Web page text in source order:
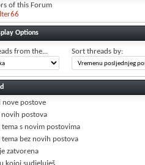
of this Forum
Options
from the... Sort threads by:
nove postove
novih postova
tema s novim postovima
tema bez novih postova
zatvorena